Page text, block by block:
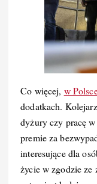
Co więcej, w
dodatkach.
dyżury czy pracę
premie za
interesujące dla
życie w zgodzie